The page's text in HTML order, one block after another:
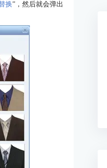
换”，然后就会弹出